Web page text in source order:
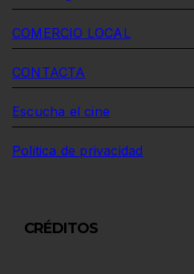
COMERCIO LOCAL
CONTACTA
Escucha el cine
Politica de privacidad
CRÉDITOS